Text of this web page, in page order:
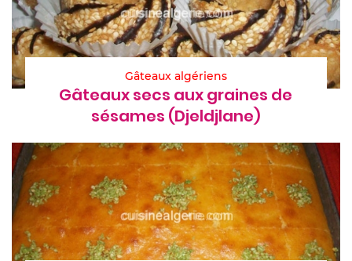
Gâteaux algériens
Gâteaux secs aux graines de
sésames (Djeldjlane)